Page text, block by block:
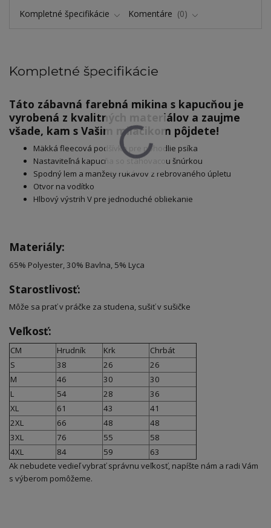
Kompletné špecifikácie Komentáre 0
Kompletné špecifikácie
Táto zábavná farebná mikina s kapucňou je
vyrobená z kvalitných materiálov a zaujme
všade, kam s Vašim miláčikom pôjdete!
Mäkká fleecová podšívka pre pohodlie psíka
Nastaviteľná kapucňa so sťahovacou šnúrkou
Spodný lem a manžety rukávov z rebrovaného úpletu
Otvor na vodítko
Hlbový výstrih V pre jednoduché obliekanie
Materiály:
65% Polyester, 30% Bavlna, 5% Lyca
Starostlivosť:
Môže sa prať v práčke za studena, sušiť v sušičke
Veľkosť:
CM Hrudník Krk
Chrbát
S
38 26
26
M
46 30
30
L
54 28
36
XL
61 43
41
2XL
66 48
48
3XL
76 55
58
4XL
84 59
63
Ak nebudete vedieľ vybrať správnu veľkosť, napíšte nám a radi Vám
s výberom pomôžeme.